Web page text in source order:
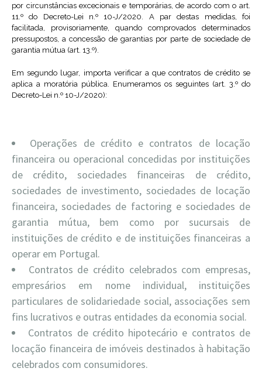
por circunstâncias excecionais e temporárias, de acordo com o art.
11.º do Decreto-Lei n.º 10-J/2020. A par destas medidas, foi
facilitada, provisoriamente, quando comprovados determinados
pressupostos, a concessão de garantias por parte de sociedade de
garantia mútua (art. 13.º).
Em segundo lugar, importa verificar a que contratos de crédito se
aplica a moratória pública. Enumeramos os seguintes (art. 3.º do
Decreto-Lei n.º 10-J/2020):
Operações de crédito e contratos de locação
financeira ou operacional concedidas por instituições
de crédito, sociedades financeiras de crédito,
sociedades de investimento, sociedades de locação
financeira, sociedades de factoring e sociedades de
garantia mútua, bem como por sucursais de
instituições de crédito e de instituições financeiras a
operar em Portugal.
Contratos de crédito celebrados com empresas,
empresários em nome individual, instituições
particulares de solidariedade social, associações sem
fins lucrativos e outras entidades da economia social.
Contratos de crédito hipotecário e contratos de
locação financeira de imóveis destinados à habitação
celebrados com consumidores.